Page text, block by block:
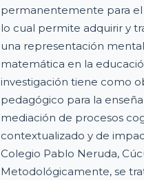
permanentemente para
lo cual permite adquirir y
una representación
matemática en la
investigación tiene como
pedagógico para la
mediación de procesos
contextualizado y de
Colegio Pablo Neruda,
Metodológicamente, se